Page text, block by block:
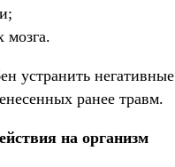
мозга.
устранить негативные
ранее травм.
на организм